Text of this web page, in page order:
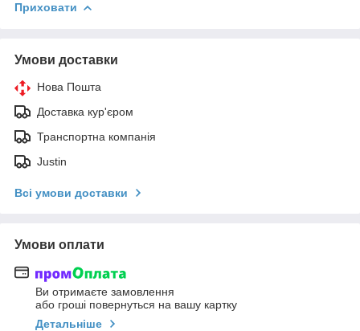
Приховати
Умови доставки
Нова Пошта
Доставка кур'єром
Транспортна компанія
Justin
Всі умови доставки
Умови оплати
Ви отримаєте замовлення
або гроші повернуться на вашу картку
Детальніше